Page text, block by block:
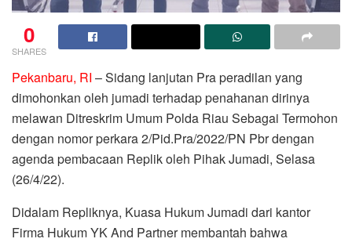
0
SHARES
Pekanbaru, RI – Sidang lanjutan Pra peradilan yang
dimohonkan oleh jumadi terhadap penahanan dirinya
melawan Ditreskrim Umum Polda Riau Sebagai Termohon
dengan nomor perkara 2/Pid.Pra/2022/PN Pbr dengan
agenda pembacaan Replik oleh Pihak Jumadi, Selasa
(26/4/22).
Didalam Repliknya, Kuasa Hukum Jumadi dari kantor
Firma Hukum YK And Partner membantah bahwa